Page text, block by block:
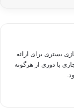
با هدف فراهم سازی بستری برای ارائه
با دوری از هرگونه